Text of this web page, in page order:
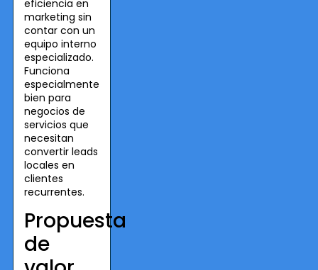
eficiencia en
marketing sin
contar con un
equipo interno
especializado.
Funciona
especialmente
bien para
negocios de
servicios que
necesitan
convertir leads
locales en
clientes
recurrentes.
Propuesta
de